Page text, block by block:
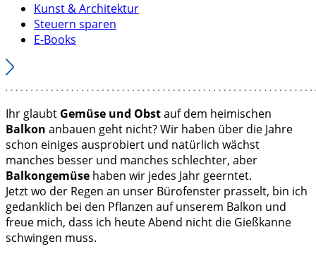
Kunst & Architektur
Steuern sparen
E-Books
Ihr glaubt Gemüse und Obstauf dem heimischen
Balkon anbauen geht nicht? Wir haben über die Jahre
schon einiges ausprobiert und natürlich wächst
manches besser und manches schlechter, aber
Balkongemüse haben wir jedes Jahr geerntet.
Jetzt wo der Regen an unser Bürofenster prasselt, bin ich
gedanklich bei den Pflanzen auf unserem Balkon und
freue mich, dass ich heute Abend nicht die Gießkanne
schwingen muss.